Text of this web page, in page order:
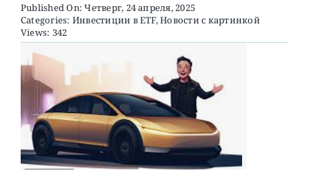
О ПРОЕКТЕ
Published On: Четверг, 24 апреля, 2025
Categories: Инвестиции в ETF,Новости с картинкой
Views: 342